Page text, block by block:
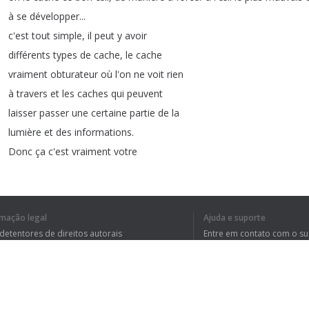
à se développer...
c'est tout simple, il peut y avoir
différents types de cache, le cache
vraiment obturateur où l'on ne voit rien
à travers et les caches qui peuvent
laisser passer une certaine partie de la
lumière et des informations.
Donc ça c'est vraiment votre
qui ne travaille pas peu devenir appelle amblyope et
legal
detentores de direitos autorais
Ajuda e suporte
Entre em contato com o